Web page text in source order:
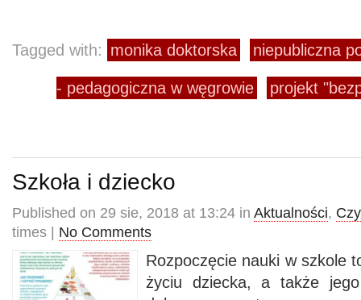
Tagged with: monika doktorska niepubliczna
- pedagogiczna w węgrowie projekt
Szkoła i dziecko
Published on 29 sie, 2018 at 13:24 in Aktualności,
times | No Comments
Rozpoczęcie nauki w szkole
życiu dziecka, a także